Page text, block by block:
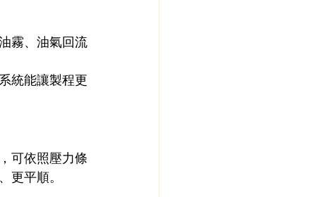
霧、油氣回流
統能讓製程更
可依照壓力條
更平順。